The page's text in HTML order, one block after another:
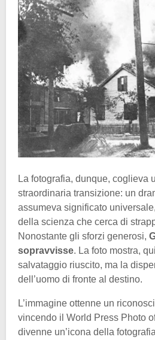
La fotografia, dunque, coglieva
straordinaria transizione: un
assumeva significato
della scienza che cerca di
Nonostante gli sforzi generosi,
sopravvisse. La foto mostra,
salvataggio riuscito, ma la
dell’uomo di fronte al destino.
L’immagine ottenne un
vincendo il World Press Photo
divenne un’icona della